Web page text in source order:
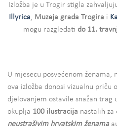
Izložba je u Trogir stigla
Illyrica, Muzeja grada Trogira i
mogu razgledati do 11.
U mjesecu posvećenom ženama,
ova izložba donosi vizualnu priču
djelovanjem ostavile snažan trag
okuplja 100 ilustracija nastalih za
neustrašivim hrvatskim ženama